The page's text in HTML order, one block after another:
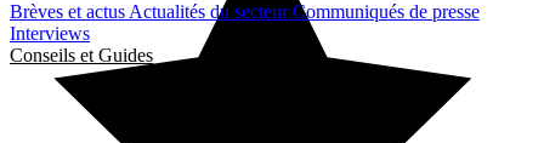
Brèves et actus Actualités du secteurCommuniqués de presse
Interviews
Conseils et Guides